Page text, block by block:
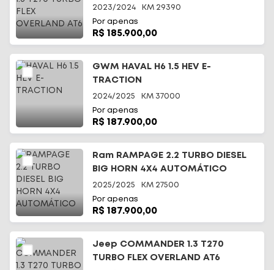
2023/2024 KM 29390
Por apenas
R$ 185.900,00
GWM HAVAL H6 1.5 HEV E-
TRACTION
2024/2025 KM 37000
Por apenas
R$ 187.900,00
Ram RAMPAGE 2.2 TURBO DIESEL
BIG HORN 4X4 AUTOMÁTICO
2025/2025 KM 27500
Por apenas
R$ 187.900,00
Jeep COMMANDER 1.3 T270
TURBO FLEX OVERLAND AT6